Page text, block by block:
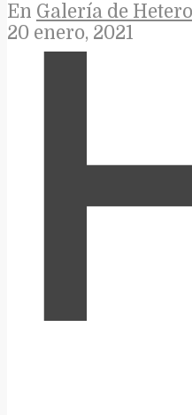
En Galería de
20 enero, 2021